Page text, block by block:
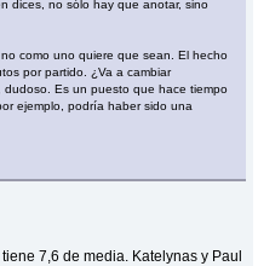
dices, no sólo hay que anotar, sino
como uno quiere que sean. El hecho
por partido. ¿Va a cambiar
Es un puesto que hace tiempo
ejemplo, podría haber sido una
7,6 de media. Katelynas y Paul